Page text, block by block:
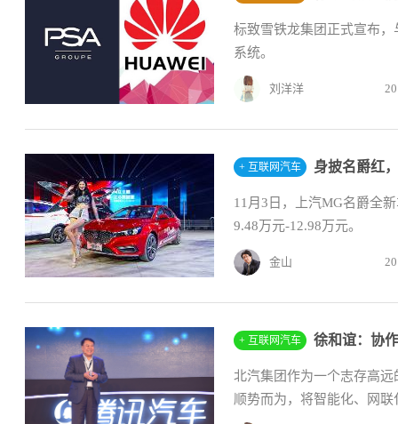
标致雪铁龙集团正式宣布
系统。​
刘洋洋
+ 互联网汽车 身披名爵红
11月3日，上汽MG名爵全
9.48万元-12.98万元。
金山
+ 互联网汽车 徐和谊：协
北汽集团作为一个志存高
顺势而为，将智能化、网